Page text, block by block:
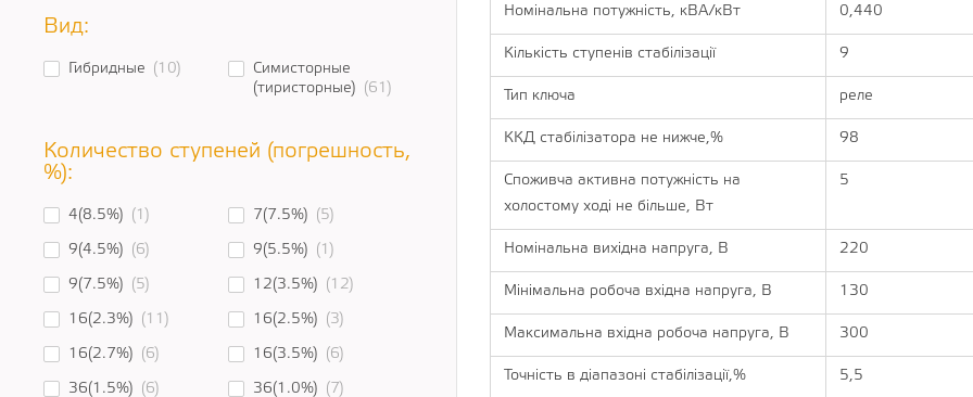
Вид:
Гибридные (10)
Симисторные
(тиристорные)
(61)
Количество ступеней (погрешность,
%):
4(8.5%) (1) 7(7.5%) (5)
9(4.5%) (6) 9(5.5%) (1)
9(7.5%) (5) 12(3.5%) (12)
16(2.3%) (11) 16(2.5%) (3)
16(2.7%) (6) 16(3.5%) (6)
36(1.5%) (6) 36(1.0%) (7)
Номінальна потужність, кВА/кВт 0,440
Кількість ступенів стабілізації 9
Тип ключа реле
ККД стабілізатора не нижче,% 98
Споживча активна потужність на
холостому ході не більше, Вт
5
Номінальна вихідна напруга, В 220
Мінімальна робоча вхідна напруга, В 130
Максимальна вхідна робоча напруга, В 300
Точність в діапазоні стабілізації,% 5,5